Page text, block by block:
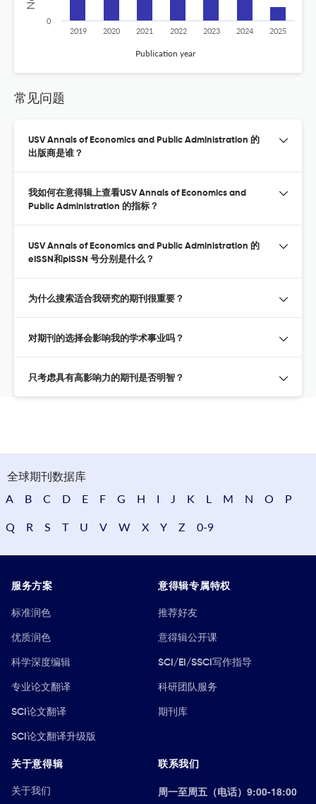
Publication year
2019 2020 2021 2022 2023 2024 2025
0
常见问题
USV Annals of Economics and Public Administration 的
出版商是谁？
我如何在意得辑上查看USV Annals of Economics and
Public Administration 的指标？
USV Annals of Economics and Public Administration 的
eISSN和pISSN 号分别是什么？
为什么搜索适合我研究的期刊很重要？
对期刊的选择会影响我的学术事业吗？
只考虑具有高影响力的期刊是否明智？
全球期刊数据库
A
B C D E F G H I J K L M N O P
Q R S T U V W X Y Z 0-9